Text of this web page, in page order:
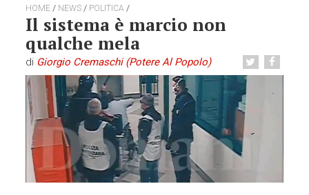
HOME / NEWS / POLITICA /
Il sistema è marcio non
qualche mela
di Giorgio Cremaschi (Potere Al Popolo)